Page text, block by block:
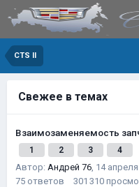
CTS II
Свежее в темах
Взаимозаменяемость
1 2 3 4
Автор: Андрей 76, 14 апреля
75 ответов 301 310